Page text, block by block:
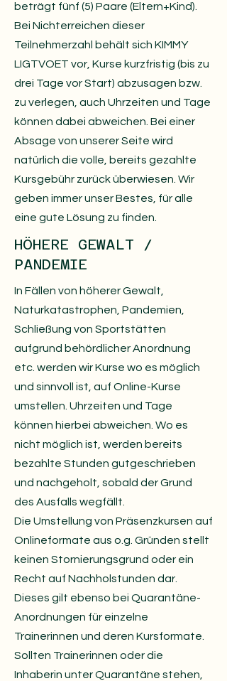
beträgt fünf (5) Paare (Eltern+Kind).
Bei Nichterreichen dieser
Teilnehmerzahl behält sich KIMMY
LIGTVOET vor, Kurse kurzfristig (bis zu
drei Tage vor Start) abzusagen bzw.
zu verlegen, auch Uhrzeiten und Tage
können dabei abweichen. Bei einer
Absage von unserer Seite wird
natürlich die volle, bereits gezahlte
Kursgebühr zurück überwiesen. Wir
geben immer unser Bestes, für alle
eine gute Lösung zu finden.
HÖHERE GEWALT /
PANDEMIE
In Fällen von höherer Gewalt,
Naturkatastrophen, Pandemien,
Schließung von Sportstätten
aufgrund behördlicher Anordnung
etc. werden wir Kurse wo es möglich
und sinnvoll ist, auf Online-Kurse
umstellen. Uhrzeiten und Tage
können hierbei abweichen. Wo es
nicht möglich ist, werden bereits
bezahlte Stunden gutgeschrieben
und nachgeholt, sobald der Grund
des Ausfalls wegfällt.
Die Umstellung von Präsenzkursen auf
Onlineformate aus o.g. Gründen stellt
keinen Stornierungsgrund oder ein
Recht auf Nachholstunden dar.
Dieses gilt ebenso bei Quarantäne-
Anordnungen für einzelne
Trainerinnen und deren Kursformate.
Sollten Trainerinnen oder die
Inhaberin unter Quarantäne stehen,